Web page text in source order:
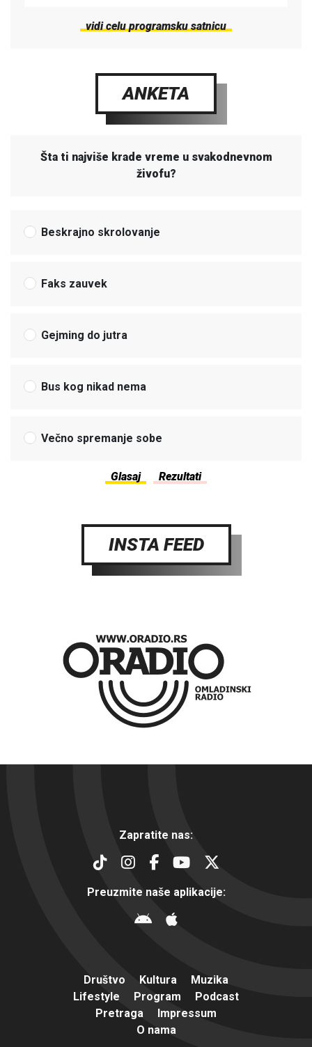
vidi celu programsku satnicu
ANKETA
Šta ti najviše krade vreme u svakodnevnom
živofu?
Beskrajno skrolovanje
Faks zauvek
Gejming do jutra
Bus kog nikad nema
Večno spremanje sobe
INSTA FEED
Zapratite nas:
Preuzmite naše aplikacije:
Društvo Kultura
Muzika
Lifestyle
Program
Podcast
Pretraga
Impressum
O nama